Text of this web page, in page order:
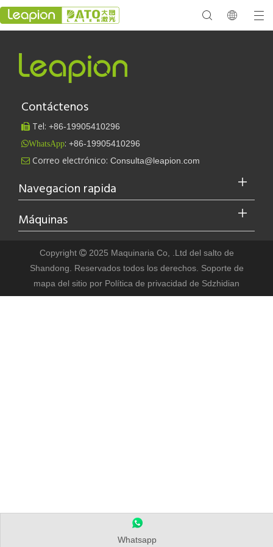
Contáctenos
 Tel: +86-19905410296
WhatsApp: +86-19905410296
 Correo electrónico: Consulta@leapion.com
Whatsapp
Navegacion rapida
Máquinas
Copyright 2025 Maquinaria Co, .Ltd del salto de
Shandong. Reservados todos los derechos. Soporte de
mapa del sitio por Política de privacidad de Sdzhidian